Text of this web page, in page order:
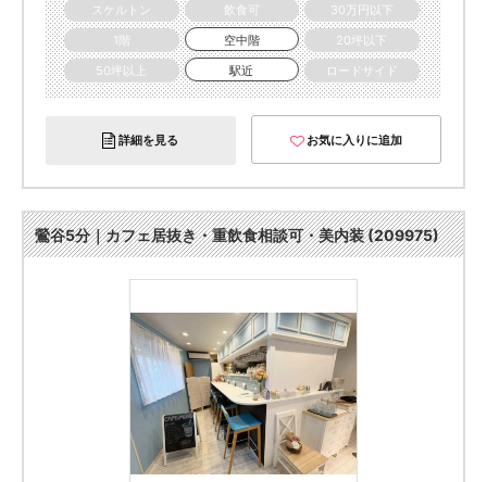
スケルトン
飲食可
30万円以下
1階
空中階
20坪以下
50坪以上
駅近 ロードサイド
詳細を見る お気に入りに追加
鶯谷5分｜カフェ居抜き・重飲食相談可・美内装 (209975)